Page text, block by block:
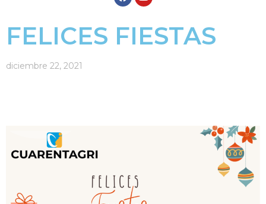
FELICES FIESTAS
diciembre 22, 2021